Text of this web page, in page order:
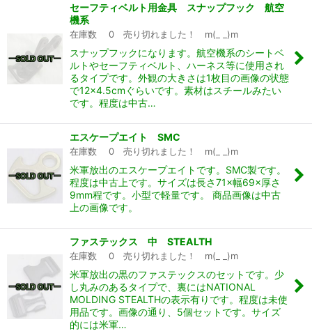
セーフティベルト用金具 スナップフック 航空
機系
在庫数 0 売り切れました！ m(_ _)m
スナップフックになります。航空機系のシートベ
ルトやセーフティベルト、ハーネス等に使用され
るタイプです。外観の大きさは1枚目の画像の状態
で12×4.5cmぐらいです。素材はスチールみたい
です。程度は中古…
エスケープエイト SMC
在庫数 0 売り切れました！ m(_ _)m
米軍放出のエスケープエイトです。SMC製です。
程度は中古上です。サイズは長さ71×幅69×厚さ
9mm程です。小型で軽量です。 商品画像は中古
上の画像です。
ファステックス 中 STEALTH
在庫数 0 売り切れました！ m(_ _)m
米軍放出の黒のファステックスのセットです。少
し丸みのあるタイプで、裏にはNATIONAL
MOLDING STEALTHの表示有りです。程度は未使
用品です。画像の通り、5個セットです。サイズ
的には米軍…